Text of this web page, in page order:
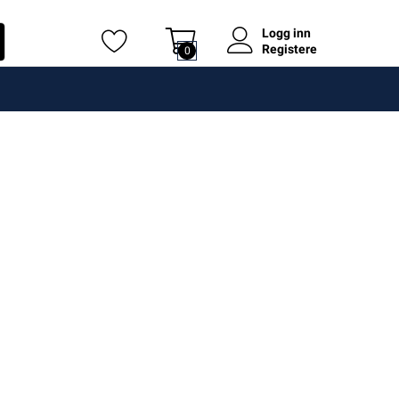
0
Logg inn
Registere